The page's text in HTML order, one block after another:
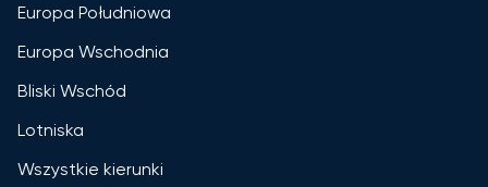
Europa Południowa
Europa Wschodnia
Bliski Wschód
Lotniska
Wszystkie kierunki